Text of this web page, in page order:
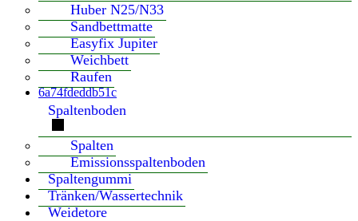
Huber N25/N33
Sandbettmatte
Easyfix Jupiter
Weichbett
Raufen
6a74fdeddb51c
Spaltenboden
Spalten
Emissionsspaltenboden
Spaltengummi
Tränken/Wassertechnik
Weidetore